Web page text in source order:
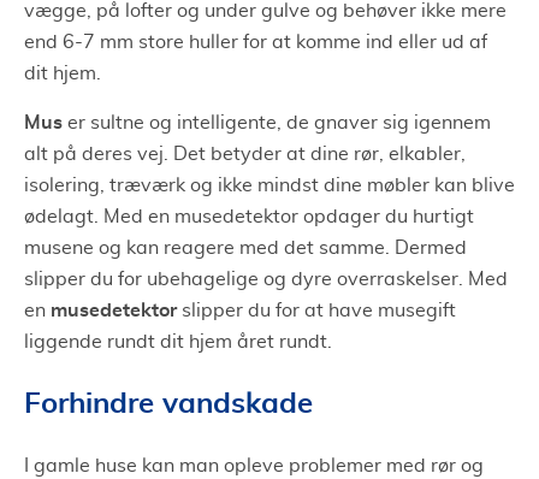
vægge, på lofter og under gulve og behøver ikke mere
end 6-7 mm store huller for at komme ind eller ud af
dit hjem.
Mus er sultne og intelligente, de gnaver sig igennem
alt på deres vej. Det betyder at dine rør, elkabler,
isolering, træværk og ikke mindst dine møbler kan blive
ødelagt. Med en musedetektor opdager du hurtigt
musene og kan reagere med det samme. Dermed
slipper du for ubehagelige og dyre overraskelser. Med
en musedetektorslipper du for at have musegift
liggende rundt dit hjem året rundt.
Forhindre vandskade
I gamle huse kan man opleve problemer med rør og